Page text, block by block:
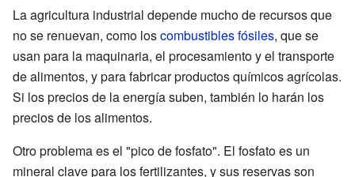
La agricultura industrial depende mucho de recursos que
no se renuevan, como loscombustibles fósiles, que se
usan para la maquinaria, el procesamiento y el transporte
de alimentos, y para fabricar productos químicos agrícolas.
Si los precios de la energía suben, también lo harán los
precios de los alimentos.
Otro problema es el "pico de fosfato". El fosfato es un
mineral clave para los fertilizantes, y sus reservas son